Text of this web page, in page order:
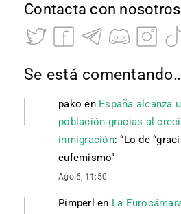
Contacta con nosotros
Se está
pako en España alcanza
población gracias al
inmigración: “Lo de
eufemismo”
Ago 6, 11:50
Pimperl en La